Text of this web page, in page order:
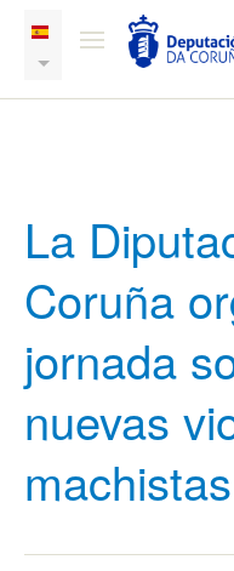
La
Coruña
jornada
nuevas